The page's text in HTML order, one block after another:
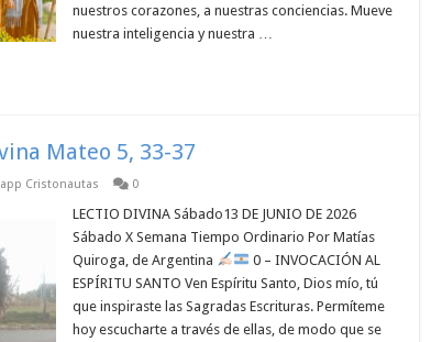
nuestros corazones, a nuestras conciencias. Mueve
nuestra inteligencia y nuestra …
Mateo 5, 33-37
Cristonautas 0
LECTIO DIVINA Sábado13 DE JUNIO DE 2026
Sábado X Semana Tiempo Ordinario Por Matías
Quiroga, de Argentina
0 – INVOCACIÓN AL
ESPÍRITU SANTO Ven Espíritu Santo, Dios mío, tú
que inspiraste las Sagradas Escrituras. Permíteme
hoy escucharte a través de ellas, de modo que se